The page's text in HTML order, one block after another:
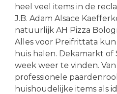
heel veel items in de
J.B. Adam Alsace
natuurlijk AH Pizza
Alles voor Preifrittata
huis halen. Dekamarkt
week weer te vinden.
professionele
huishoudelijke items als